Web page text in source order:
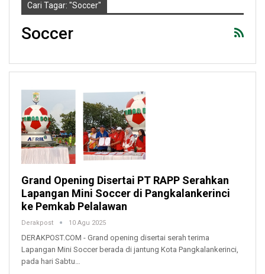
Cari Tagar: "soccer"
Soccer
Grand Opening Disertai PT RAPP Serahkan
Lapangan Mini Soccer di Pangkalankerinci
ke Pemkab Pelalawan
Derakpost 10 Agu 2025
DERAKPOST.COM - Grand opening disertai serah terima
Lapangan Mini Soccer berada di jantung Kota Pangkalankerinci,
pada hari Sabtu…